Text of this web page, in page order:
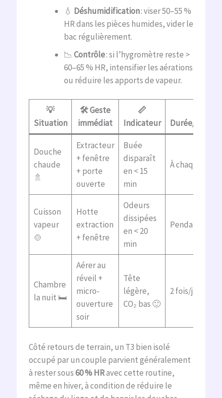
💧 Déshumidification: viser 50–55 %
HR dans les pièces humides, vider le
bac régulièrement.
📉Contrôle: si l’hygromètre reste >
60–65 % HR, intensifier les aérations
ou réduire les apports de vapeur.
💡
Situation
🛠️ Geste
immédiat
📏
Indicateur
Durée/
Douche
chaude
🚿
Extracteur
+ fenêtre
+ porte
ouverte
Buée
disparaît
en < 15
min
À chaque
Cuisson
vapeur
🍲
Hotte
extraction
+ fenêtre
Odeurs
dissipées
en < 20
min
Pendant/
Chambre
la nuit 🛏️
Aérer au
réveil +
micro-
ouverture
soir
Tête
légère,
CO₂ bas 🙂
2 fois/jour
Côté retours de terrain, un T3 bien isolé
occupé par un couple parvient généralement
à rester sous60 % HRavec cette routine,
même en hiver, à condition de réduire le